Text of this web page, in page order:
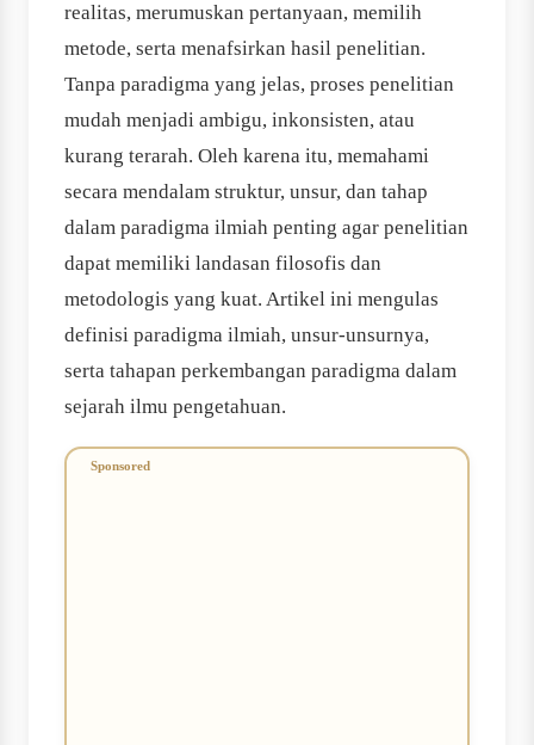
realitas, merumuskan pertanyaan, memilih
metode, serta menafsirkan hasil penelitian.
Tanpa paradigma yang jelas, proses penelitian
mudah menjadi ambigu, inkonsisten, atau
kurang terarah. Oleh karena itu, memahami
secara mendalam struktur, unsur, dan tahap
dalam paradigma ilmiah penting agar penelitian
dapat memiliki landasan filosofis dan
metodologis yang kuat. Artikel ini mengulas
definisi paradigma ilmiah, unsur-unsurnya,
serta tahapan perkembangan paradigma dalam
sejarah ilmu pengetahuan.